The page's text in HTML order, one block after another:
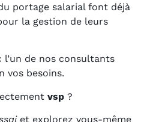
portage salarial font déjà
la gestion de leurs
l’un de nos consultants
vos besoins.
vsp ?
et explorez vous-même